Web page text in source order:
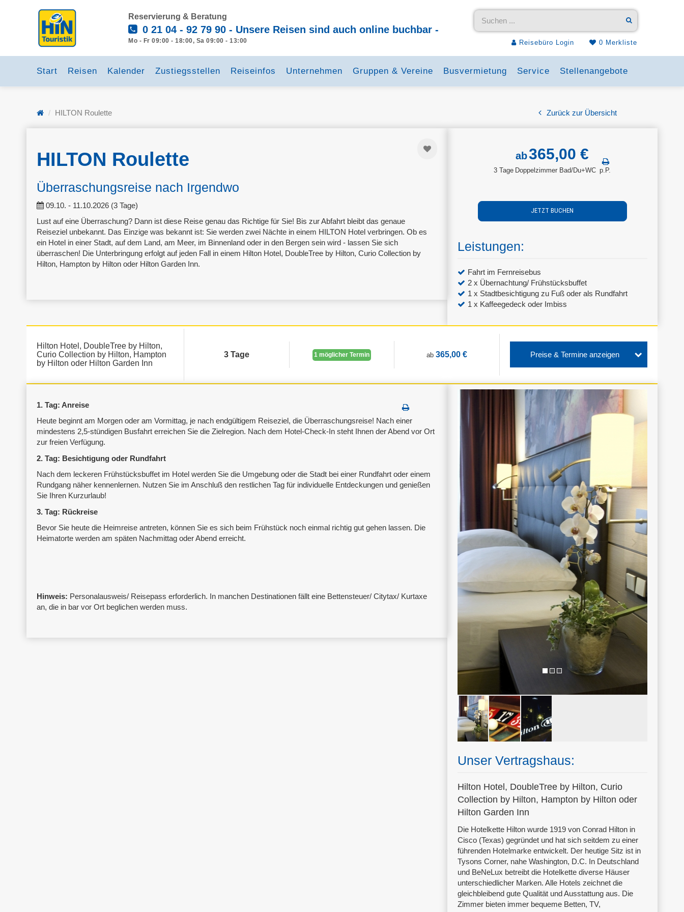
0 Merkliste
Reisebüro Login
Reservierung & Beratung
0 21 04 - 92 79 90 - Unsere Reisen sind auch online buchbar -
Mo - Fr 09:00 - 18:00, Sa 09:00 - 13:00
Start Reisen Kalender Zustiegsstellen Reiseinfos Unternehmen Gruppen & Vereine Busvermietung Service Stellenangebote
HILTON Roulette Zurück zur Übersicht
HILTON Roulette
Überraschungsreise nach Irgendwo
09.10. - 11.10.2026 (3 Tage)
Lust auf eine Überraschung? Dann ist diese Reise genau das Richtige für Sie! Bis zur Abfahrt bleibt das genaue
Reiseziel unbekannt. Das Einzige was bekannt ist: Sie werden zwei Nächte in einem HILTON Hotel verbringen. Ob es
ein Hotel in einer Stadt, auf dem Land, am Meer, im Binnenland oder in den Bergen sein wird - lassen Sie sich
überraschen! Die Unterbringung erfolgt auf jeden Fall in einem Hilton Hotel, DoubleTree by Hilton, Curio Collection by
Hilton, Hampton by Hilton oder Hilton Garden Inn.
ab365,00 €
3 Tage Doppelzimmer Bad/Du+WC p.P.
JETZT BUCHEN
Leistungen:
Fahrt im Fernreisebus
2 x Übernachtung/ Frühstücksbuffet
1 x Stadtbesichtigung zu Fuß oder als Rundfahrt
1 x Kaffeegedeck oder Imbiss
Hilton Hotel, DoubleTree by Hilton,
Curio Collection by Hilton, Hampton
by Hilton oder Hilton Garden Inn
3 Tage 1 möglicher Termin ab365,00 € Preise & Termine anzeigen
1. Tag: Anreise
Heute beginnt am Morgen oder am Vormittag, je nach endgültigem Reiseziel, die Überraschungsreise! Nach einer
mindestens 2,5-stündigen Busfahrt erreichen Sie die Zielregion. Nach dem Hotel-Check-In steht Ihnen der Abend vor Ort
zur freien Verfügung.
2. Tag: Besichtigung oder Rundfahrt
Nach dem leckeren Frühstücksbuffet im Hotel werden Sie die Umgebung oder die Stadt bei einer Rundfahrt oder einem
Rundgang näher kennenlernen. Nutzen Sie im Anschluß den restlichen Tag für individuelle Entdeckungen und genießen
Sie Ihren Kurzurlaub!
3. Tag: Rückreise
Bevor Sie heute die Heimreise antreten, können Sie es sich beim Frühstück noch einmal richtig gut gehen lassen. Die
Heimatorte werden am späten Nachmittag oder Abend erreicht.
Hinweis: Personalausweis/ Reisepass erforderlich. In manchen Destinationen fällt eine Bettensteuer/ Citytax/ Kurtaxe
an, die in bar vor Ort beglichen werden muss.
Unser Vertragshaus:
Hilton Hotel, DoubleTree by Hilton, Curio
Collection by Hilton, Hampton by Hilton oder
Hilton Garden Inn
Die Hotelkette Hilton wurde 1919 von Conrad Hilton in
Cisco (Texas) gegründet und hat sich seitdem zu einer
führenden Hotelmarke entwickelt. Der heutige Sitz ist in
Tysons Corner, nahe Washington, D.C. In Deutschland
und BeNeLux betreibt die Hotelkette diverse Häuser
unterschiedlicher Marken. Alle Hotels zeichnet die
gleichbleibend gute Qualität und Ausstattung aus. Die
Zimmer bieten immer bequeme Betten, TV,